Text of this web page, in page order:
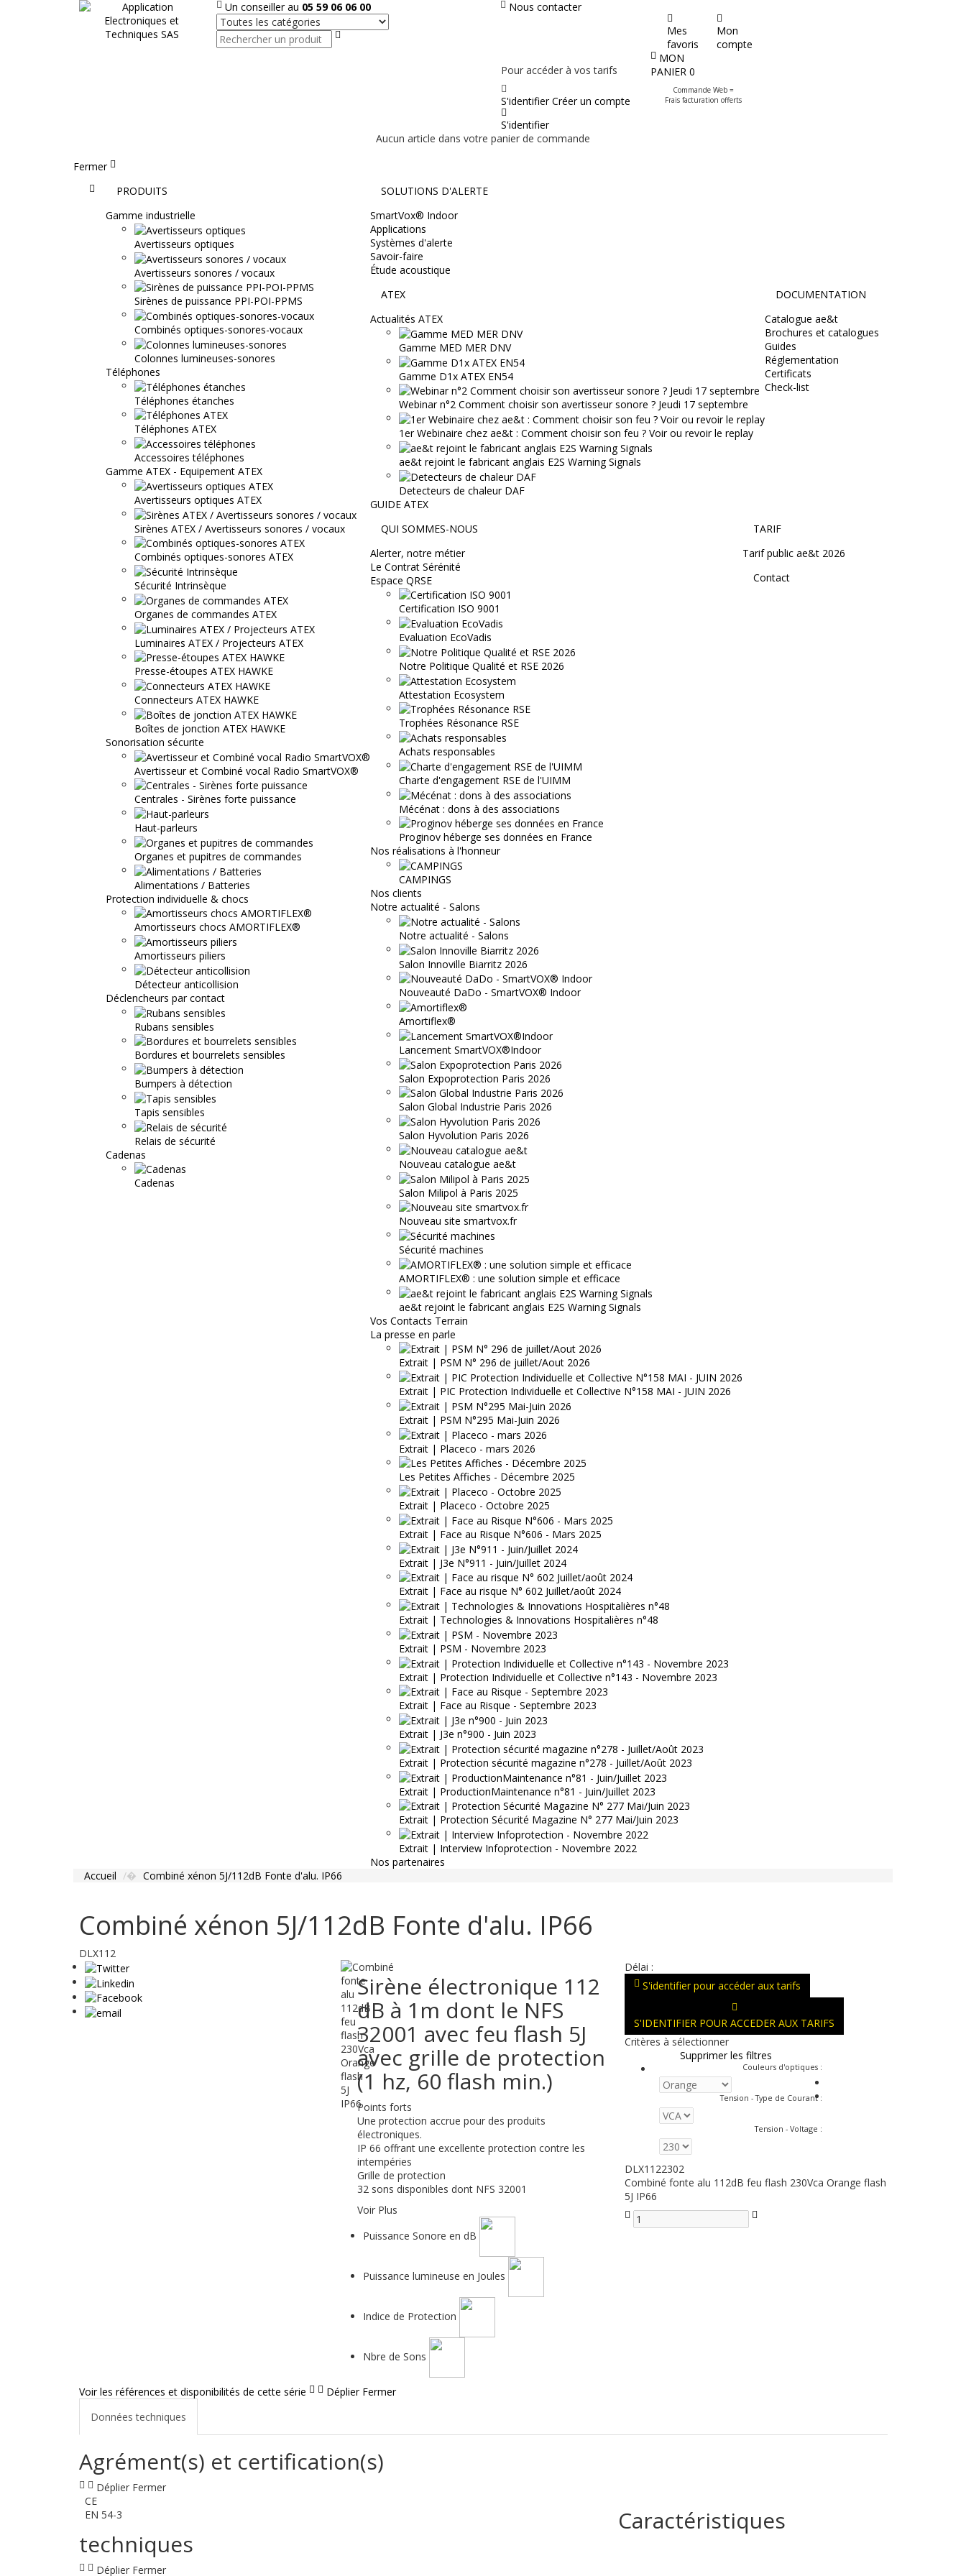
Un conseiller au 05 59 06 06 00 Nous contacter
Rechercher
Mes
favoris
Mon
compte
Pour accéder à vos tarifs
S'identifierCréer un compte
S'identifier
MON
PANIER 0
Commande Web =
Frais facturation offerts
Aucun article dans votre panier de commande
Fermer
AccueilPRODUITS
Gamme industrielle
Avertisseurs optiques
Avertisseurs sonores / vocaux
Sirènes de puissance PPI-POI-PPMS
Combinés optiques-sonores-vocaux
Colonnes lumineuses-sonores
Téléphones
Téléphones étanches
Téléphones ATEX
Accessoires téléphones
Gamme ATEX - Equipement ATEX
Avertisseurs optiques ATEX
Sirènes ATEX / Avertisseurs sonores / vocaux
Combinés optiques-sonores ATEX
Sécurité Intrinsèque
Organes de commandes ATEX
Luminaires ATEX / Projecteurs ATEX
Presse-étoupes ATEX HAWKE
Connecteurs ATEX HAWKE
Boîtes de jonction ATEX HAWKE
Sonorisation sécurite
Avertisseur et Combiné vocal Radio SmartVOX®
Centrales - Sirènes forte puissance
Haut-parleurs
Organes et pupitres de commandes
Alimentations / Batteries
Protection individuelle & chocs
Amortisseurs chocs AMORTIFLEX®
Amortisseurs piliers
Détecteur anticollision
Déclencheurs par contact
Rubans sensibles
Bordures et bourrelets sensibles
Bumpers à détection
Tapis sensibles
Relais de sécurité
Cadenas
Cadenas
SOLUTIONS D'ALERTE
SmartVox® Indoor
Applications
Systèmes d'alerte
Savoir-faire
Étude acoustique
ATEX
Actualités ATEX
Gamme MED MER DNV
Gamme D1x ATEX EN54
Webinar n°2 Comment choisir son avertisseur sonore ? Jeudi 17 septembre
1er Webinaire chez ae&t : Comment choisir son feu ? Voir ou revoir le replay
ae&t rejoint le fabricant anglais E2S Warning Signals
Detecteurs de chaleur DAF
GUIDE ATEX
DOCUMENTATION
Catalogue ae&t
Brochures et catalogues
Guides
Réglementation
Certificats
Check-list
QUI SOMMES-NOUS
Alerter, notre métier
Le Contrat Sérénité
Espace QRSE
Certification ISO 9001
Evaluation EcoVadis
Notre Politique Qualité et RSE 2026
Attestation Ecosystem
Trophées Résonance RSE
Achats responsables
Charte d'engagement RSE de l'UIMM
Mécénat : dons à des associations
Proginov héberge ses données en France
Nos réalisations à l'honneur
CAMPINGS
Nos clients
Notre actualité - Salons
Notre actualité - Salons
Salon Innoville Biarritz 2026
Nouveauté DaDo - SmartVOX® Indoor
Amortiflex®
Lancement SmartVOX®Indoor
Salon Expoprotection Paris 2026
Salon Global Industrie Paris 2026
Salon Hyvolution Paris 2026
Nouveau catalogue ae&t
Salon Milipol à Paris 2025
Nouveau site smartvox.fr
Sécurité machines
AMORTIFLEX® : une solution simple et efficace
ae&t rejoint le fabricant anglais E2S Warning Signals
Vos Contacts Terrain
La presse en parle
Extrait | PSM N° 296 de juillet/Aout 2026
Extrait | PIC Protection Individuelle et Collective N°158 MAI - JUIN 2026
Extrait | PSM N°295 Mai-Juin 2026
Extrait | Placeco - mars 2026
Les Petites Affiches - Décembre 2025
Extrait | Placeco - Octobre 2025
Extrait | Face au Risque N°606 - Mars 2025
Extrait | J3e N°911 - Juin/Juillet 2024
Extrait | Face au risque N° 602 Juillet/août 2024
Extrait | Technologies & Innovations Hospitalières n°48
Extrait | PSM - Novembre 2023
Extrait | Protection Individuelle et Collective n°143 - Novembre 2023
Extrait | Face au Risque - Septembre 2023
Extrait | J3e n°900 - Juin 2023
Extrait | Protection sécurité magazine n°278 - Juillet/Août 2023
Extrait | ProductionMaintenance n°81 - Juin/Juillet 2023
Extrait | Protection Sécurité Magazine N° 277 Mai/Juin 2023
Extrait | Interview Infoprotection - Novembre 2022
Nos partenaires
TARIF
Tarif public ae&t 2026
Contact
Accueil Combiné xénon 5J/112dB Fonte d'alu. IP66
Combiné xénon 5J/112dB Fonte d'alu. IP66
DLX112
Sirène électronique 112
dB à 1m dont le NFS
32001 avec feu flash 5J
avec grille de protection
(1 hz, 60 flash min.)
Points forts
Une protection accrue pour des produits
électroniques.
IP 66 offrant une excellente protection contre les
intempéries
Grille de protection
32 sons disponibles dont NFS 32001
Voir Plus
Puissance Sonore en dB
Puissance lumineuse en Joules
Indice de Protection
Nbre de Sons
Délai :
S'identifier pour accéder aux tarifs
S'IDENTIFIER POUR ACCEDER AUX TARIFS
Critères à sélectionner
Supprimer les filtres
Couleurs d'optiques :
Tension - Type de Courant:
Tension - Voltage :
DLX1122302
Combiné fonte alu 112dB feu flash 230Vca Orange flash
5J IP66
Voir les références et disponibilités de cette série Déplier Fermer
Données techniques
Agrément(s) et certification(s)
Déplier Fermer
CE
EN 54-3
Caractéristiques
techniques
Déplier Fermer